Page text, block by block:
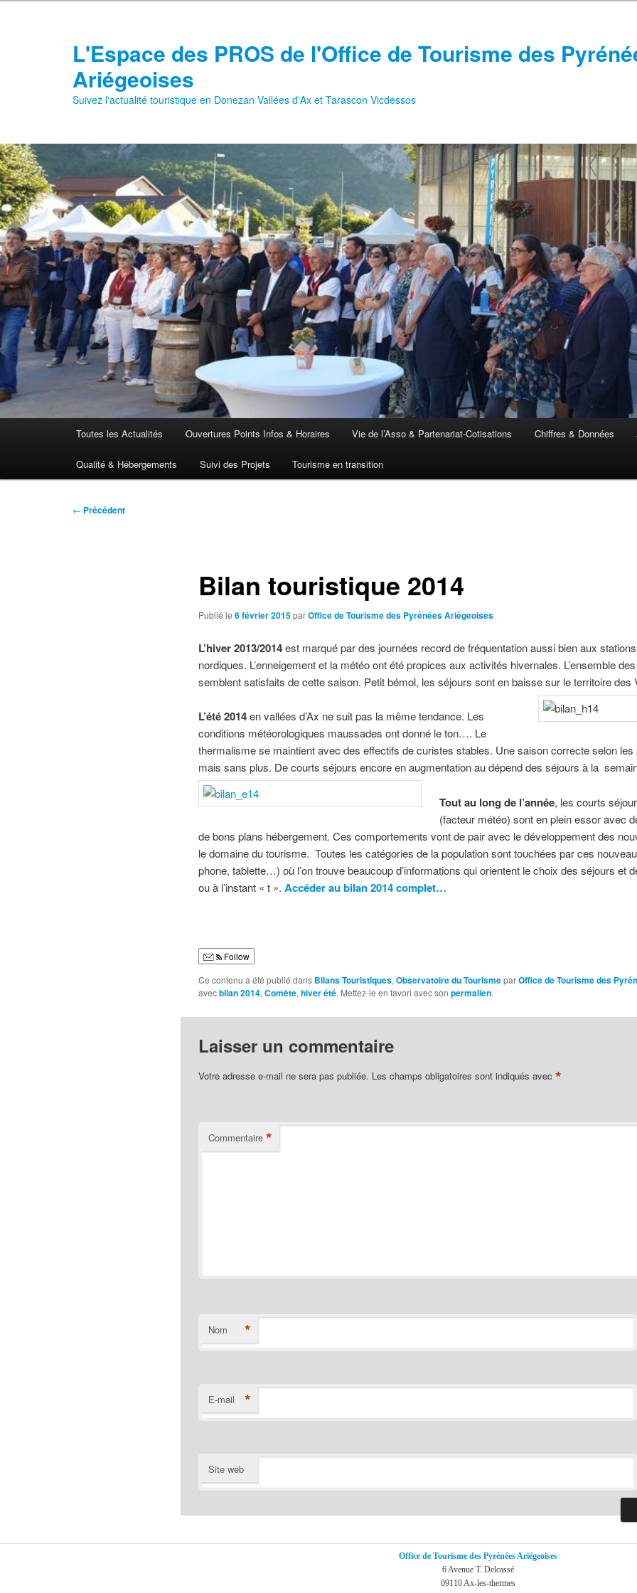
L'Espace des PROS de l'Office de Tourisme des
Ariégeoises
Suivez l'actualité touristique en Donezan Vallées d'Ax et Tarascon Vicdessos
Toutes les Actualités Ouvertures Points Infos & Horaires Vie de l’Asso & Partenariat-Cotisations Chiffres & Données
Qualité & Hébergements Suivi des Projets Tourisme en transition
Navigation
← Précédent
Bilan touristique 2014
Publié le6 février 2015parOffice de Tourisme des Pyrénées Ariégeoises
L’hiver 2013/2014est marqué par des journées record de fréquentation aussi bien aux
nordiques. L’enneigement et la météo ont été propices aux activités hivernales. L’ensemble
semblent satisfaits de cette saison. Petit bémol, les séjours sont en baisse sur le territoire des
L’été 2014en vallées d’Ax ne suit pas la même tendance. Les
conditions météorologiques maussades ont donné le ton…. Le
thermalisme se maintient avec des effectifs de curistes stables. Une saison correcte selon
mais sans plus. De courts séjours encore en augmentation au dépend des séjours à la
Tout au long de l’année, les courts
(facteur météo) sont en plein essor avec
de bons plans hébergement. Ces comportements vont de pair avec le développement des
le domaine du tourisme. Toutes les catégories de la population sont touchées par ces
phone, tablette…) où l’on trouve beaucoup d’informations qui orientent le choix des séjours et
ou à l’instant « t ».Accéder au bilan 2014 complet…
Follow
Ce contenu a été publié dans Bilans Touristiques,Observatoire du TourismeparOffice de Tourisme des
avecbilan 2014,Comète,hiver été. Mettez-le en favori avec sonpermalien.
Laisser un commentaire
Votre adresse e-mail ne sera pas publiée. Les champs obligatoires sont indiqués avec*
Commentaire *
Nom *
E-mail *
Site web
Office de Tourisme des Pyrénées Ariégeoises
6 Avenue T. Delcassé
09110 Ax-les-thermes